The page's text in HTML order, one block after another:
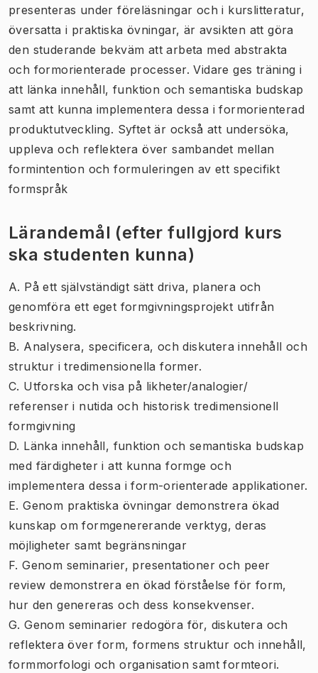
presenteras under föreläsningar och i kurslitteratur,
översatta i praktiska övningar, är avsikten att göra
den studerande bekväm att arbeta med abstrakta
och formorienterade processer. Vidare ges träning i
att länka innehåll, funktion och semantiska budskap
samt att kunna implementera dessa i formorienterad
produktutveckling. Syftet är också att undersöka,
uppleva och reflektera över sambandet mellan
formintention och formuleringen av ett specifikt
formspråk
Lärandemål (efter fullgjord kurs
ska studenten kunna)
A. På ett självständigt sätt driva, planera och
genomföra ett eget formgivningsprojekt utifrån
beskrivning.
B. Analysera, specificera, och diskutera innehåll och
struktur i tredimensionella former.
C. Utforska och visa på likheter/analogier/
referenser i nutida och historisk tredimensionell
formgivning
D. Länka innehåll, funktion och semantiska budskap
med färdigheter i att kunna formge och
implementera dessa i form-orienterade applikationer.
E. Genom praktiska övningar demonstrera ökad
kunskap om formgenererande verktyg, deras
möjligheter samt begränsningar
F. Genom seminarier, presentationer och peer
review demonstrera en ökad förståelse för form,
hur den genereras och dess konsekvenser.
G. Genom seminarier redogöra för, diskutera och
reflektera över form, formens struktur och innehåll,
formmorfologi och organisation samt formteori.